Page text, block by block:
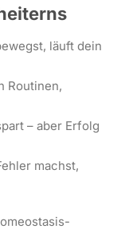
läuft dein
Routinen,
– aber Erfolg
machst,